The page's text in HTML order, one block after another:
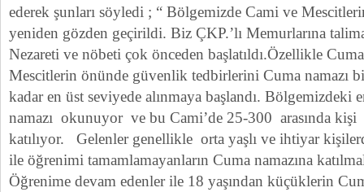
ederek şunları söyledi ; “ Bölgemizde Cami ve
yeniden gözden geçirildi. Biz ÇKP.’lı Memurlarına
Nezareti ve nöbeti çok önceden başlatıldı.Özellikle
Mescitlerin önünde güvenlik tedbirlerini Cuma namazı
kadar en üst seviyede alınmaya başlandı. Bölgemizdeki
namazı okunuyor ve bu Cami’de 25-300 arasında
katılıyor. Gelenler genellikle orta yaşlı ve ihtiyar
ile öğrenimi tamamlamayanların Cuma namazına
Öğrenime devam edenler ile 18 yaşından küçüklerin